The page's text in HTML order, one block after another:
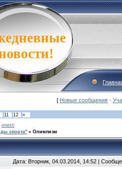
[ Новые сообщения ·
11 12 »
onesti
спорта" » Олимпизм
Дата: Вторник, 04.03.2014, 14:52 |